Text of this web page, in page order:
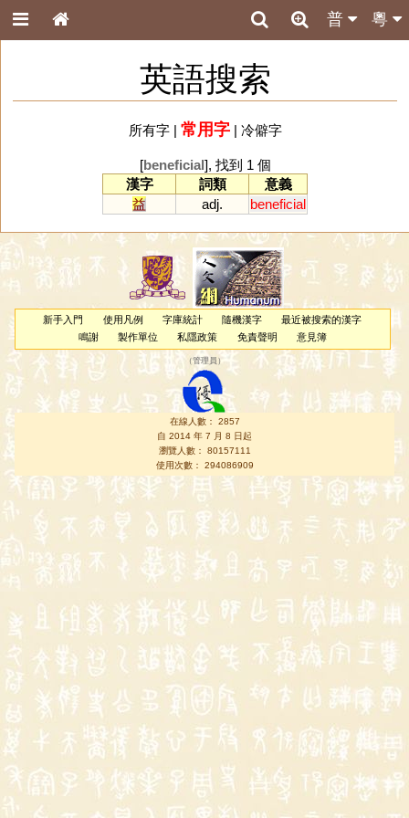
粵
普
英語搜索
所有字| 常用字| 冷僻字
[beneficial], 找到 1 個
漢字
詞類
意義
益
adj. beneficial
新手入門 使用凡例 字庫統計 隨機漢字
最近被搜索的漢字
鳴謝
製作單位 私隱政策 免責聲明 意見簿
（管理員 ）
在線人數： 2857
自 2014 年 7 月 8 日起
瀏覽人數： 80157111
使用次數： 294086909